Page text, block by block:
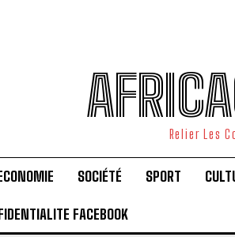
Relier Les
SOCIÉTÉ SPORT
FACEBOOK